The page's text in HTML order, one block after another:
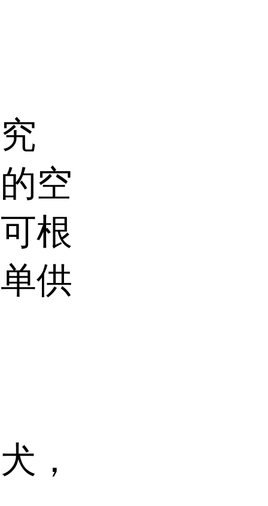
空
根
供
，